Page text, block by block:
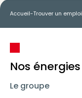
Accueil-Trouver un emploi
Nos
Le groupe